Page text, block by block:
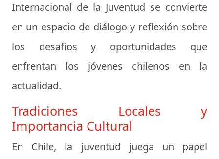
Internacional de la Juventud se convierte
en un espacio de diálogo y reflexión sobre
los desafíos y oportunidades que
enfrentan los jóvenes chilenos en la
actualidad.
Tradiciones Locales y
Importancia Cultural
En Chile, la juventud juega un papel